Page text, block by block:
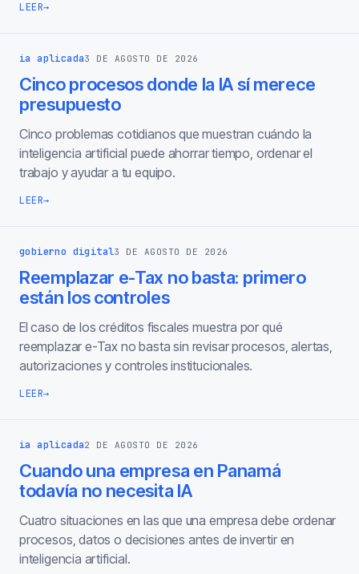
LEER→
ia aplicada3 DE AGOSTO DE 2026
Cinco procesos donde la IA sí merece
presupuesto
Cinco problemas cotidianos que muestran cuándo la
inteligencia artificial puede ahorrar tiempo, ordenar el
trabajo y ayudar a tu equipo.
LEER→
gobierno digital3 DE AGOSTO DE 2026
Reemplazar e-Tax no basta: primero
están los controles
El caso de los créditos fiscales muestra por qué
reemplazar e-Tax no basta sin revisar procesos, alertas,
autorizaciones y controles institucionales.
LEER→
ia aplicada2 DE AGOSTO DE 2026
Cuando una empresa en Panamá
todavía no necesita IA
Cuatro situaciones en las que una empresa debe ordenar
procesos, datos o decisiones antes de invertir en
inteligencia artificial.